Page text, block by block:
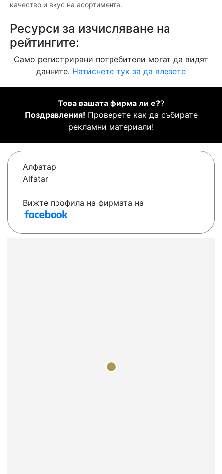
качество и вкус на асортимента.
Ресурси за изчисляване на
рейтингите:
Само регистрирани потребители могат да видят
данните. Натиснете тук за да влезете
Това вашата фирма ли е??
Поздравления! Проверете как да събирате
рекламни материали!
Алфатар
Alfatar
Вижте профила на фирмата на